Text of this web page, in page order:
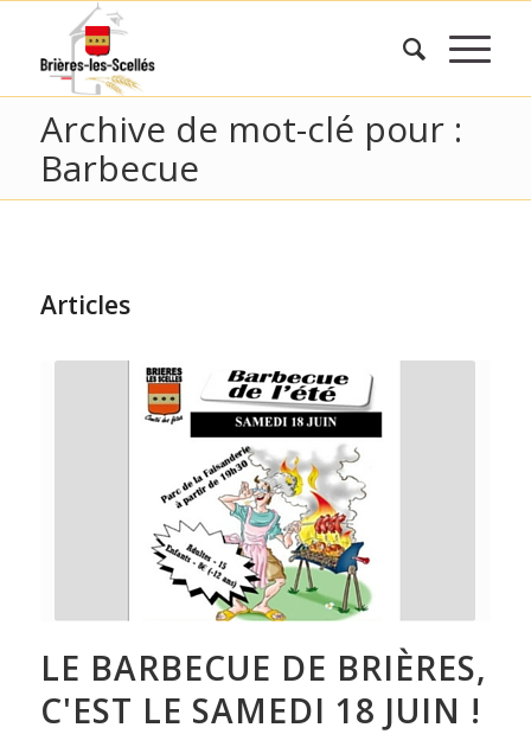
Archive de mot-clé pour :
Barbecue
Articles
LE BARBECUE DE BRIÈRES,
C'EST LE SAMEDI 18 JUIN !